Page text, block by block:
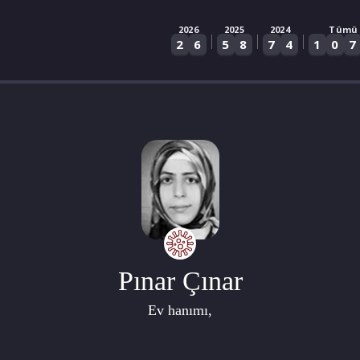
2026
2 6 |
2025
5 8 |
2024
7 4 |
Tümü
1 0 7
Pınar Çınar
Ev hanımı,